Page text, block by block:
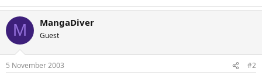
M MangaDiver
Guest
5 November 2003 #2